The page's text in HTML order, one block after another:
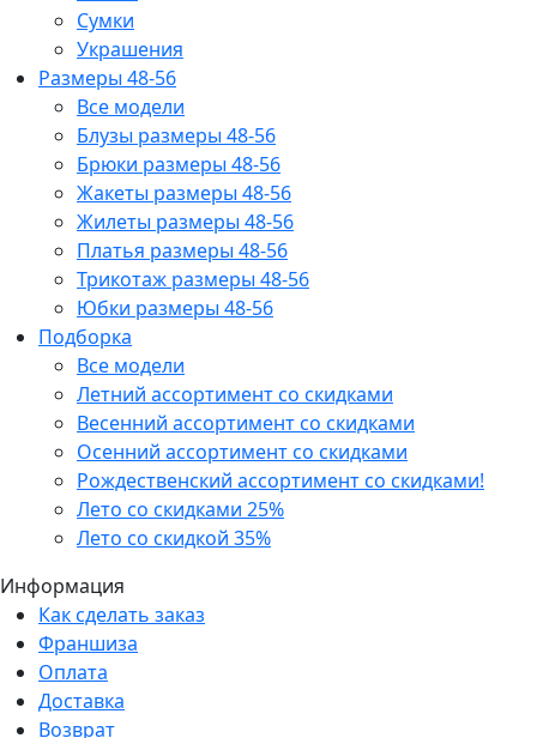
Сумки
Украшения
Размеры 48-56
Все модели
Блузы размеры 48-56
Брюки размеры 48-56
Жакеты размеры 48-56
Жилеты размеры 48-56
Платья размеры 48-56
Трикотаж размеры 48-56
Юбки размеры 48-56
Подборка
Все модели
Летний ассортимент со скидками
Весенний ассортимент со скидками
Осенний ассортимент со скидками
Рождественский ассортимент со скидками!
Лето со скидками 25%
Лето со скидкой 35%
Информация
Как сделать заказ
Франшиза
Оплата
Доставка
Возврат